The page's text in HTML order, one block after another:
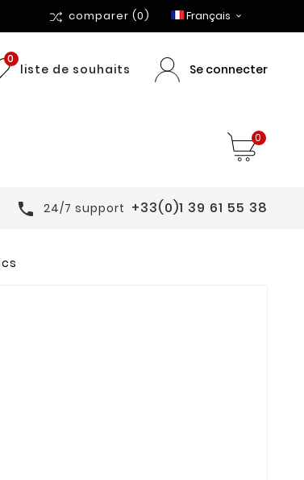
comparer (0) Français 
liste de souhaits
0
Se connecter
0
 24/7 support +33(0)1 39 61 55 38